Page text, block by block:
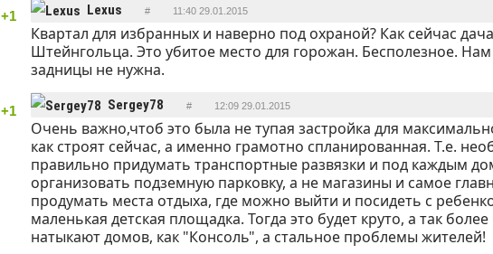
+1 Lexus # 11:40 29.01.2015
Квартал для избранных и наверно под охраной? Как сейчас дача
Штейнгольца. Это убитое место для горожан. Бесполезное. Нам
задницы не нужна.
+1 Sergey78 # 12:09 29.01.2015
Очень важно,чтоб это была не тупая застройка для
как строят сейчас, а именно грамотно спланированная. Т.е.
правильно придумать транспортные развязки и под каждым
организовать подземную парковку, а не магазины и самое
продумать места отдыха, где можно выйти и посидеть с
маленькая детская площадка. Тогда это будет круто, а так
натыкают домов, как "Консоль", а стальное проблемы жителей!